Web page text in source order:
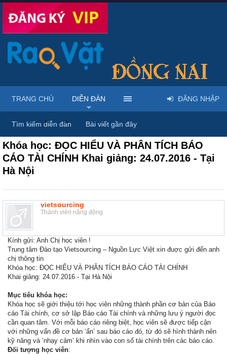
Diễn đàn ... Rao vặt tổng hợp - Uy tín - Miễn phí
Khóa học: ĐỌC HIỂU VÀ PHÂN TÍCH BÁO
CÁO TÀI CHÍNH Khai giảng: 24.07.2016 - Tại
Hà Nội
vietsourcing
Thành viên năng động
Kính gửi: Anh Chị học viên !
Trung tâm Đào tạo Vietsourcing – Nguồn Lực Việt xin đuợc gửi đến anh
chị thông tin
Khóa học: ĐỌC HIỂU VÀ PHÂN TÍCH BÁO CÁO TÀI CHÍNH
Khai giảng: 24.07.2016 - Tại Hà Nội
Mục tiêu khóa học:
Khóa học sẽ giới thiệu tới học viên những thành phần cơ bản của Báo
cáo Tài chính, cơ sở lập Báo cáo Tài chính và những lưu ý người đọc
cần quan tâm. Với mỗi báo cáo riêng biệt, học viên sẽ được tiếp cận
với những vấn đề cơ bản ‘ẩn’ sau báo cáo đó, từ đó sẽ hình thành nên
kỹ năng và ‘nhạy cảm’ khi nhìn vào con số tài chính trên các báo cáo.
Đối tượng học viên:
TRANG CHỦ DIỄN ĐÀN
Tìm kiếm diễn đàn Bài viết gần đây
ĐĂNG NHẬP